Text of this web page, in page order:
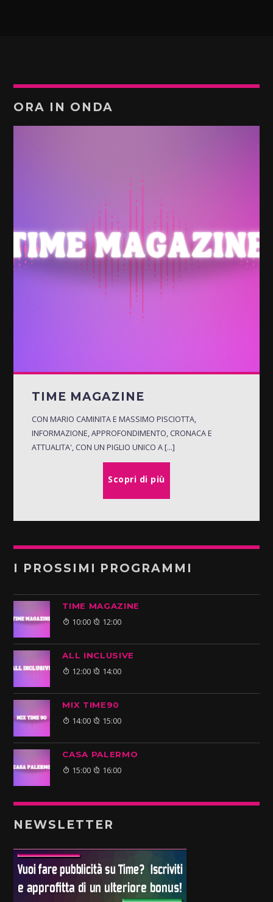
ORA IN ONDA
TIME MAGAZINE
CON MARIO CAMINITA E MASSIMO PISCIOTTA,
INFORMAZIONE, APPROFONDIMENTO, CRONACA E
ATTUALITA', CON UN PIGLIO UNICO A [...]
Scopri di più
I PROSSIMI PROGRAMMI
TIME MAGAZINE
10:00 12:00
ALL INCLUSIVE
12:00 14:00
MIX TIME90
14:00 15:00
CASA PALERMO
15:00 16:00
NEWSLETTER